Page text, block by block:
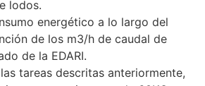
lodos.
energético a lo largo del
de los m3/h de caudal de
de la EDARI.
tareas descritas anteriormente,